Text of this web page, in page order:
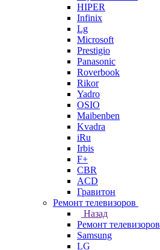
HIPER
Infinix
Lg
Microsoft
Prestigio
Panasonic
Roverbook
Rikor
Yadro
OSIO
Maibenben
Kvadra
iRu
Irbis
F+
CBR
ACD
Гравитон
Ремонт телевизоров
Назад
Ремонт телевизоров
Samsung
LG